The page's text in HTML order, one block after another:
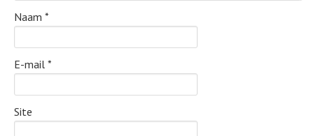
Naam *
E-mail *
Site